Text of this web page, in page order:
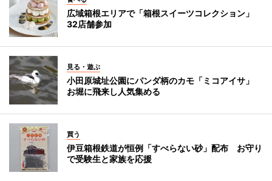
広域箱根エリアで「箱根スイーツコレクション」
32店舗参加
見る・遊ぶ
小田原城址公園にパンダ柄のカモ「ミコアイサ」
お堀に飛来し人気集める
買う
伊豆箱根鉄道が恒例「すべらない砂」配布 お守り
で受験生と家族を応援